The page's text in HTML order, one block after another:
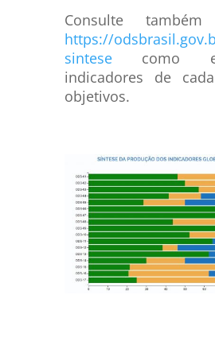
Consulte
https://
sintesecomo
indicadores de
objetivos.